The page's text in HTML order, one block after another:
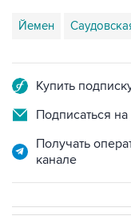
Подписаться на
Получать
канале